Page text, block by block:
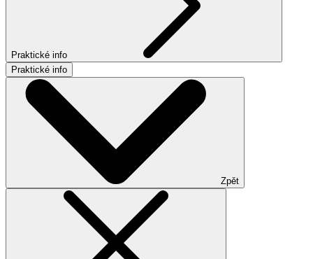
Praktické info
Praktické info
Zpět